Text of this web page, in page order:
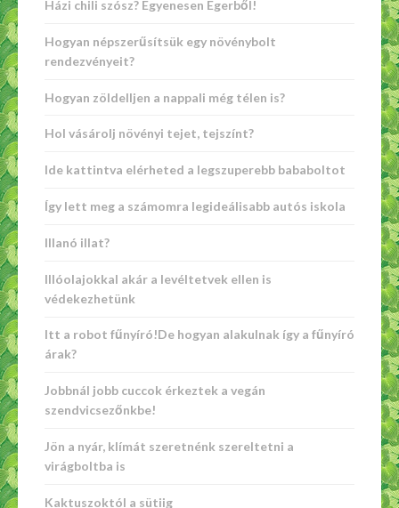
Házi chili szósz? Egyenesen Egerből!
Hogyan népszerűsítsük egy növénybolt
rendezvényeit?
Hogyan zöldelljen a nappali még télen is?
Hol vásárolj növényi tejet, tejszínt?
Ide kattintva elérheted a legszuperebb bababoltot
Így lett meg a számomra legideálisabb autós iskola
Illanó illat?
Illóolajokkal akár a levéltetvek ellen is
védekezhetünk
Itt a robot fűnyíró!De hogyan alakulnak így a fűnyíró
árak?
Jobbnál jobb cuccok érkeztek a vegán
szendvicsezőnkbe!
Jön a nyár, klímát szeretnénk szereltetni a
virágboltba is
Kaktuszoktól a sütiig